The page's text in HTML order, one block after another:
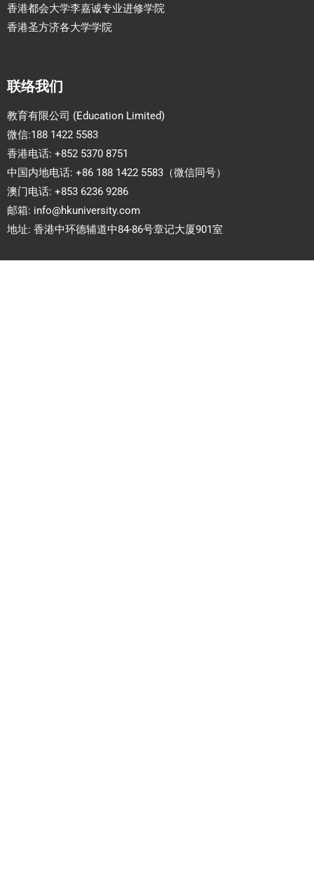
香港都会大学李嘉诚专业进修学院
香港圣方济各大学学院
联络我们
教育有限公司 (Education Limited)
微信:188 1422 5583
香港电话: +852 5370 8751
中国内地电话: +86 188 1422 5583（微信同号）
澳门电话: +853 6236 9286
邮箱: info@hkuniversity.com
地址: 香港中环德辅道中84-86号章记大厦901室